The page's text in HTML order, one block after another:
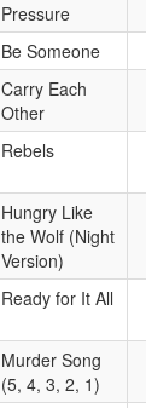
Pressure
Be Someone
Carry Each
Other
Rebels
Hungry Like
the Wolf (Night
Version)
Ready for It All
Murder Song
(5, 4, 3, 2, 1)